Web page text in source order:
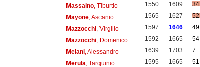
Massaino, Tiburtio 1550 1609
34
Mayone, Ascanio 1565 1627
52
Mazzocchi, Virgilio 1597 1646
49
Mazzocchi, Domenico 1592 1665
54
Melani, Alessandro 1639 1703
7
Merula , Tarquinio 1595 1665
51